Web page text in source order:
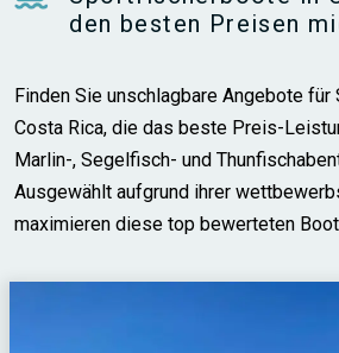
den besten Preisen
Finden Sie unschlagbare Angebote
Costa Rica, die das beste Preis-
Marlin-, Segelfisch- und
Ausgewählt aufgrund ihrer
maximieren diese top bewerteten